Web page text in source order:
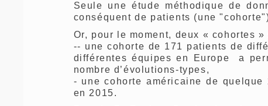
Seule une étude méthodique de
conséquent de patients (une
Or, pour le moment, deux « cohortes
-- une cohorte de 171 patients de
différentes équipes en Europe a
nombre d’évolutions-types,
- une cohorte américaine de
en 2015.